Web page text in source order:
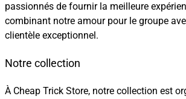
passionnés de fournir la meilleure
combinant notre amour pour le groupe
clientèle exceptionnel.
Notre collection
À Cheap Trick Store, notre collection est